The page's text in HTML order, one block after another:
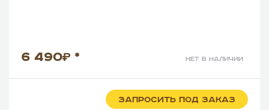
6 490 * нет в наличии
ЗАПРОСИТЬ ПОД ЗАКАЗ